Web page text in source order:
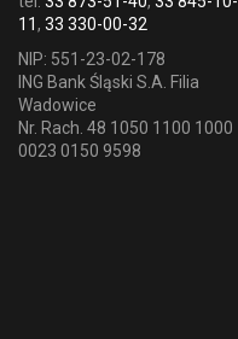
11, 33 330-00-32
NIP: 551-23-02-178
ING Bank Śląski S.A. Filia
Wadowice
Nr. Rach. 48 1050 1100 1000
0023 0150 9598